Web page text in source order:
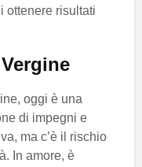
ottenere risultati
oggi è una
di impegni e
ma c’è il rischio
In amore, è